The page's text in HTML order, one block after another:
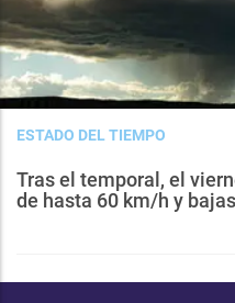
ESTADO DEL TIEMPO
Tras el temporal, el
de hasta 60 km/h y